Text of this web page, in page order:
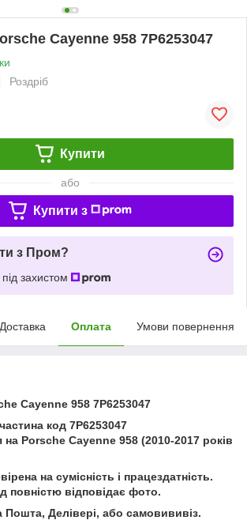
Cayenne 958 7P6253047
Роздріб
Купити
або
Купити з
з Пром?
захистом
Доставка Оплата Умови повернення
Cayenne 958 7P6253047
код 7P6253047
Porsche Cayenne 958 (2010-2017 років
на сумісність і працездатність.
повністю відповідає фото.
Пошта, Делівері, або самовививіз.